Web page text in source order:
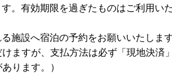
。有効期限を過ぎたものはご利用い
施設へ宿泊の予約をお願いいたしま
ますが、支払方法は必ず「現地決済
ります。）